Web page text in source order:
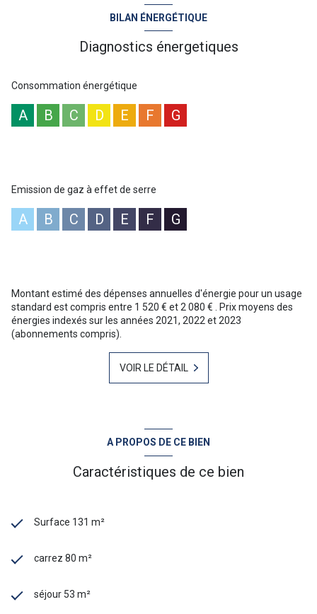
BILAN ÉNERGÉTIQUE
Diagnostics énergetiques
Consommation énergétique
A B C D E F G
Emission de gaz à effet de serre
A B C D E F G
Montant estimé des dépenses annuelles d'énergie pour un usage
standard est compris entre 1 520 € et 2 080 € . Prix moyens des
énergies indexés sur les années 2021, 2022 et 2023
(abonnements compris).
VOIR LE DÉTAIL
A PROPOS DE CE BIEN
Caractéristiques de ce bien
Surface 131 m²
carrez 80 m²
séjour 53 m²